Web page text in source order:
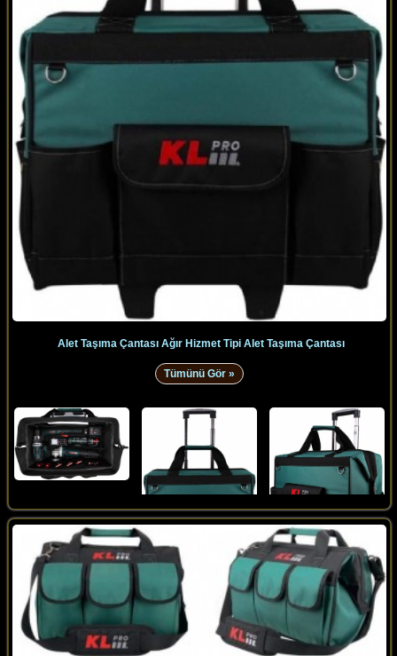
Alet Taşıma Çantası Ağır Hizmet Tipi Alet Taşıma Çantası
Tümünü Gör »